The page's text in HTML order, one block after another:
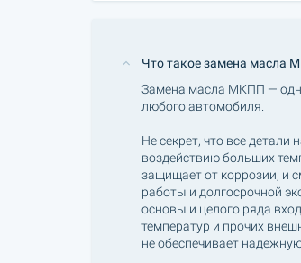
Что такое замена масла
Замена масла МКПП —
любого автомобиля.
Не секрет, что все
воздействию больших
защищает от коррозии, и
работы и долгосрочной
основы и целого ряда
температур и прочих
не обеспечивает